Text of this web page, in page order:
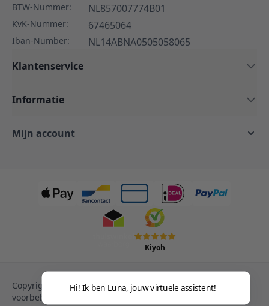
BTW-Nummer: NL857007774B01
KvK-Nummer: 67465064
Iban-Number:
NL14ABNA0505058065
Klantenservice
Informatie
Mijn account
Kiyoh
Copyright © 2013-heden Magento. Alle rechten
voorbehouden.
Hi! Ik ben Luna, jouw virtuele assistent!